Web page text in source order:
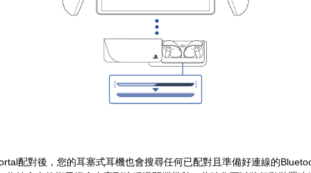
配對後，您的耳塞式耳機也會搜尋任何已配對且準備好連線的